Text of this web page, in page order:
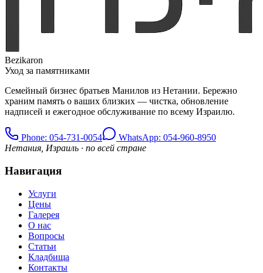
Bezikaron
Уход за памятниками
Семейный бизнес братьев Манилов из Нетании. Бережно
храним память о ваших близких — чистка, обновление
надписей и ежегодное обслуживание по всему Израилю.
Phone: 054-731-0054
WhatsApp: 054-960-8950
Нетания, Израиль · по всей стране
Навигация
Услуги
Цены
Галерея
О нас
Вопросы
Статьи
Кладбища
Контакты